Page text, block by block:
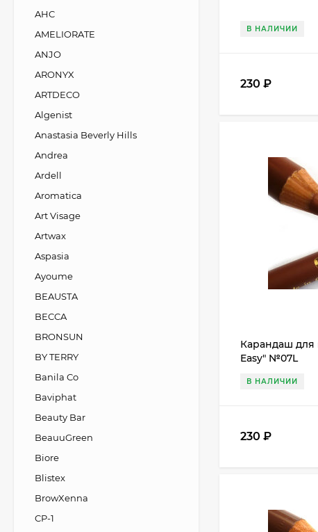
В НАЛИЧИИ
230 ₽
Карандаш для
Easy" №07L
В НАЛИЧИИ
230 ₽
AHC
AMELIORATE
ANJO
ARONYX
ARTDECO
Algenist
Anastasia Beverly Hills
Andrea
Ardell
Aromatica
Art Visage
Artwax
Aspasia
Ayoume
BEAUSTA
BECCA
BRONSUN
BY TERRY
Banila Co
Baviphat
Beauty Bar
BeauuGreen
Biore
Blistex
BrowXenna
CP-1